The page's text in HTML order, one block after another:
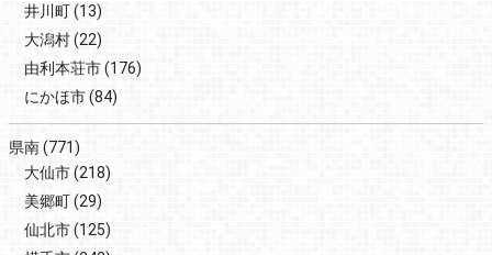
井川町(13)
大潟村(22)
由利本荘市(176)
にかほ市(84)
県南(771)
大仙市(218)
美郷町(29)
仙北市(125)